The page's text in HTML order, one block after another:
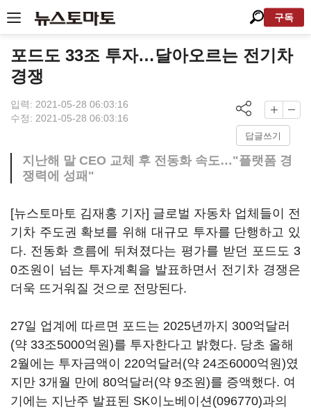
구독
포드도 33조 투자…달아오르는 전기차
경쟁
입력: 2021-05-28 06:03:16
수정: 2021-05-28 06:03:16
답글쓰기
지난해 말 CEO 교체 후 전동화 속도…"플랫폼 경
쟁력에 성패"
[뉴스토마토 김재홍 기자] 글로벌 자동차 업체들이 전
기차 주도권 확보를 위해 대규모 투자를 단행하고 있
다. 전동화 흐름에 뒤쳐졌다는 평가를 받던 포드도 3
0조원이 넘는 투자계획을 발표하면서 전기차 경쟁은
더욱 뜨거워질 것으로 전망된다.
27일 업계에 따르면 포드는 2025년까지 300억달러
(약 33조5000억원)를 투자한다고 밝혔다. 당초 올해
2월에는 투자금액이 220억달러(약 24조6000억원)였
지만 3개월 만에 80억달러(약 9조원)를 증액했다. 여
기에는 지난주 발표된 SK이노베이션(096770)과의